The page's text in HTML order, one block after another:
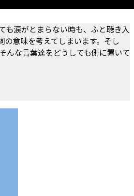
も涙がとまらない時も、ふと聴き入
の意味を考えてしまいます。そし
んな言葉達をどうしても側に置いて